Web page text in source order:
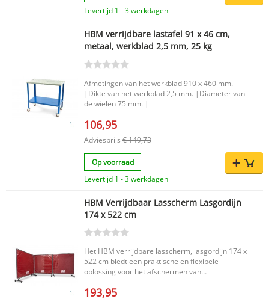
komaansteker van HBM Ronde uitvoering
Geschikt voor gebruik als brander komaansteker
Productkenmerken Merk: HBM Producttype:
Brander komaansteker rond EAN code:
7435125140127 Kies voor de HBM
Komaansteker als je een eenvoudige,
merkgebonden oplossing zoekt binnen het
assortiment aan brander- en
aansteekproducten.
Levertijd 1 - 3 werkdagen
HBM verrijdbare lastafel 91 x 46 cm,
metaal, werkblad 2,5 mm, 25 kg
Afmetingen van het werkblad 910 x 460 mm.
|Dikte van het werkblad 2,5 mm. |Diameter van
de wielen 75 mm. |
106,95
Adviesprijs € 149,73
Op voorraad
Levertijd 1 - 3 werkdagen
HBM Verrijdbaar Lasscherm Lasgordijn
174 x 522 cm
Het HBM verrijdbare lasscherm, lasgordijn 174 x
522 cm biedt een praktische en flexibele
oplossing voor het afschermen van
bestaat uit 3 gelijke delen, waardoor je het
193,95